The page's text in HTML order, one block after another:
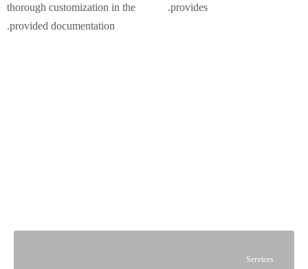
provides.
thorough customization in the
provided documentation.
Services